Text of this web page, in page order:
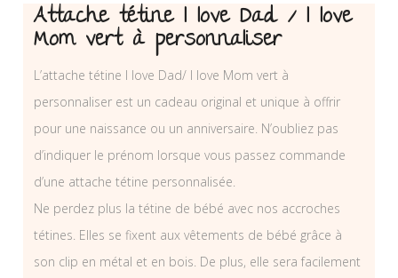
Attache tétine I love Dad / I love
Mom vert à personnaliser
L’attache tétine I love Dad/ I love Mom vert à
personnaliser est un cadeau original et unique à offrir
pour une naissance ou un anniversaire. N’oubliez pas
d’indiquer le prénom lorsque vous passez commande
d’une attache tétine personnalisée.
Ne perdez plus la tétine de bébé avec nos accroches
tétines. Elles se fixent aux vêtements de bébé grâce à
son clip en métal et en bois. De plus, elle sera facilement